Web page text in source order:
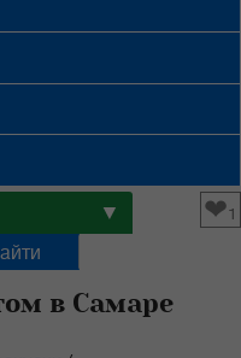
▼ ❤1
в Самаре